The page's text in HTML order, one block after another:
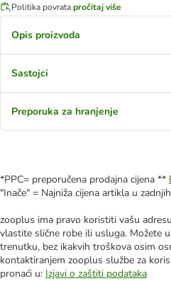
Politika povratapročitaj više
Opis proizvoda
Sastojci
Preporuka za hranjenje
*PPC= preporučena prodajna cijena **
"Inače" = Najniža cijena artikla u
zooplus ima pravo koristiti vašu
vlastite slične robe ili usluga. Možete
trenutku, bez ikakvih troškova osim
kontaktiranjem zooplus službe za
pronaći u: Izjavi o zaštiti podataka